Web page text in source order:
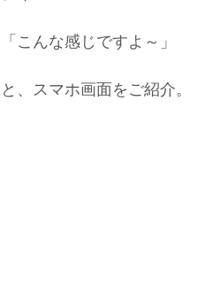
「こんな感じですよ～」
と、スマホ画面をご紹介。